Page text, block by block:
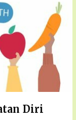
Diri